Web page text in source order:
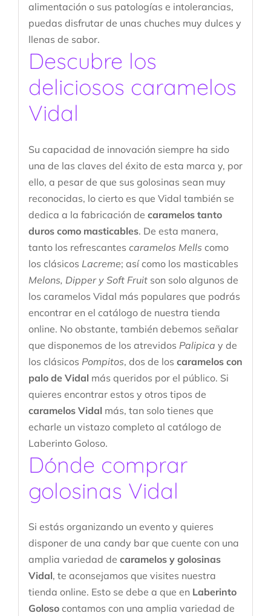
alimentación o sus patologías e intolerancias,
puedas disfrutar de unas chuches muy dulces y
llenas de sabor.
Descubre los
deliciosos caramelos
Vidal
Su capacidad de innovación siempre ha sido
una de las claves del éxito de esta marca y, por
ello, a pesar de que sus golosinas sean muy
reconocidas, lo cierto es que Vidal también se
dedica a la fabricación de caramelos tanto
duros como masticables. De esta manera,
tanto los refrescantes caramelos Mells como
los clásicos Lacreme; así como los masticables
Melons, Dipper y Soft Fruitson solo algunos de
los caramelos Vidal más populares que podrás
encontrar en el catálogo de nuestra tienda
online. No obstante, también debemos señalar
que disponemos de los atrevidos Palipica y de
los clásicos Pompitos, dos de los caramelos con
palo de Vidal más queridos por el público. Si
quieres encontrar estos y otros tipos de
caramelos Vidal más, tan solo tienes que
echarle un vistazo completo al catálogo de
Laberinto Goloso.
Dónde comprar
golosinas Vidal
Si estás organizando un evento y quieres
disponer de una candy bar que cuente con una
amplia variedad de caramelos y golosinas
Vidal, te aconsejamos que visites nuestra
tienda online. Esto se debe a que en Laberinto
Golosocontamos con una amplia variedad de